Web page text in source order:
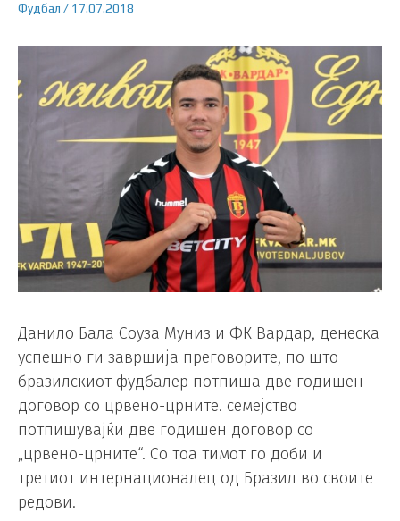
Фудбал / 17.07.2018
Данило Бала Соуза Муниз и ФК Вардар, денеска
успешно ги завршија преговорите, по што
бразилскиот фудбалер потпиша две годишен
договор со црвено-црните. семејство
потпишувајќи две годишен договор со
„црвено-црните“. Со тоа тимот го доби и
третиот интернационалец од Бразил во своите
редови.